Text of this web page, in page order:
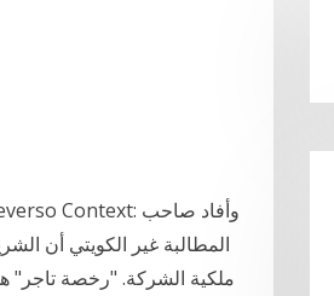
المطالبة غير الكويتي أن
ملكية الشركة. "رخصة تاجر"